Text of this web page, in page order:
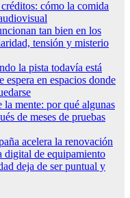
cómo la comida
tan bien en los
tensión y misterio
la pista todavía está
en espacios donde
la mente: por qué algunas
de meses de pruebas
acelera la renovación
digital de equipamiento
deja de ser puntual y